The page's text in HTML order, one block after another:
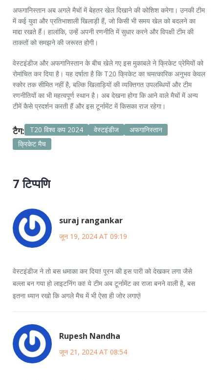
अफगानिस्तान अब अगले मैचों में बेहतर खेल दिखाने की कोशिश करेगा। उनकी टीम
में कई युवा और प्रतिभाशाली खिलाड़ी हैं, जो किसी भी समय खेल को बदलने का
माद्दा रखते हैं। हालांकि, उन्हें अपनी रणनीति में सुधार करने और विपक्षी टीम की
ताकतों को समझने की जरूरत होगी।
वेस्टइंडीज और अफगानिस्तान के बीच खेले गए इस मुकाबले ने क्रिकेट प्रेमियों को
रोमांचित कर दिया है। यह दर्षाता है कि T20 क्रिकेट का चमत्कारिक अनुभव केवल
स्कोर तक सीमित नहीं है, बल्कि खिलाड़ियों की व्यक्तिगत उपलब्धियों और टीम
रणनीतियों का भी महत्वपूर्ण स्थान है। अब देखना होगा कि आने वाले मैचों में अन्य
टीमें कैसे प्रदर्शन करती हैं और इस टूर्नामेंट में किसका राज रहेगा।
टैग: T20 विश्व कप 2024 वेस्टइंडीज
अफगानिस्तान
क्रिकेट मैच
7 टिप्पणि
suraj rangankar
जून 19, 2024 AT 09:19
वेस्टइंडीज ने तो बस धमाका कर दिया! पूरन की इस पारी को देखकर लगा जैसे
बल्ला बन गया हो लाइटनिंग का! ये टीम अब टूर्नामेंट का राजा बनने वाली है, बस
इतना ध्यान रखो कि अगले मैच में भी ऐसा ही जोर लगाएं!
Rupesh Nandha
जून 21, 2024 AT 08:54